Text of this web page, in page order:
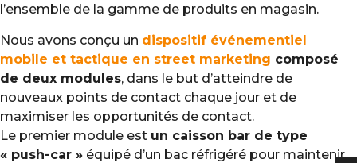
l’ensemble de la gamme de produits en magasin.
Nous avons conçu un dispositif événementiel
mobile et tactique en street marketing composé
de deux modules, dans le but d’atteindre de
nouveaux points de contact chaque jour et de
maximiser les opportunités de contact.
Le premier module est un caisson bar de type
« push-car » équipé d’un bac réfrigéré pour maintenir